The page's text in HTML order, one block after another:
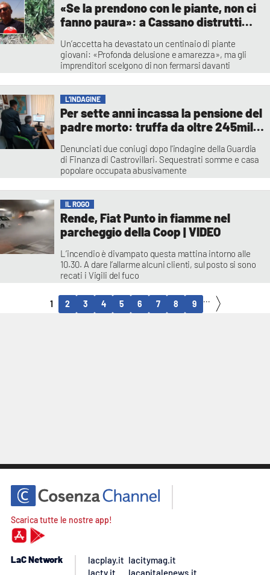
«Se la prendono con le piante, non ci
fanno paura»: a Cassano distrutti
non si arrende
Un’accetta ha devastato un centinaio di piante
giovani: «Profonda delusione e amarezza», ma gli
imprenditori scelgono di non fermarsi davanti
carabinieri
Franco Sangiovanni
L’INDAGINE
Per sette anni incassa la pensione del
padre morto: truffa da oltre 245mila
Denunciati due coniugi dopo l'indagine della Guardia
di Finanza di Castrovillari. Sequestrati somme e casa
popolare occupata abusivamente
IL ROGO
Rende, Fiat Punto in fiamme nel
parcheggio della Coop | VIDEO
L’incendio è divampato questa mattina intorno alle
10.30. A dare l’allarme alcuni clienti, sul posto si sono
recati i Vigili del fuco
1 2 3 4 5 6 7 8 9 ...
Scarica tutte le nostre app!
LaC Network
lacplay.it
lactv.it
lacitymag.it
lacapitalenews.it